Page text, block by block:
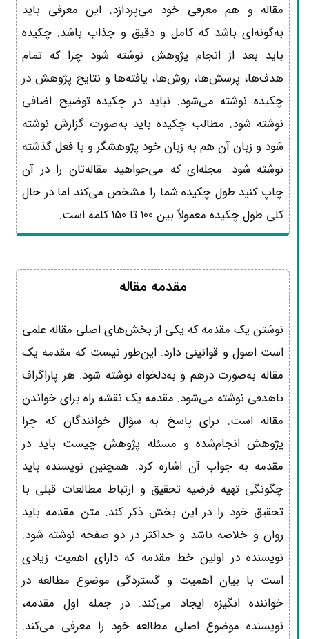
مقاله و هم معرفی خود می‌پردازد. این معرفی باید
به‌گونه‌ای باشد که کامل و دقیق و جذاب باشد. چکیده
باید بعد از انجام پژوهش نوشته شود چرا که تمام
هدف‌ها، پرسش‌ها، روش‌ها، یافته‌ها و نتایج پژوهش در
چکیده نوشته می‌شود. نباید در چکیده توضیح اضافی
نوشته شود. مطالب چکیده باید به‌صورت گزارش نوشته
شود و زبان آن هم به زبان خود پژوهشگر و با فعل گذشته
نوشته شود. مجله‌ای که می‌خواهید مقاله‌تان را در آن
چاپ کنید طول چکیده شما را مشخص می‌کند اما در حال
کلی طول چکیده معمولاً بین 100 تا 150 کلمه است.
مقدمه مقاله
نوشتن یک مقدمه که یکی از بخش‌های اصلی مقاله علمی
است اصول و قوانینی دارد. این‌طور نیست که مقدمه یک
مقاله به‌صورت درهم و به‌دلخواه نوشته شود. هر پاراگراف
باهدفی نوشته می‌شود. مقدمه یک نقشه راه برای خواندن
مقاله است. برای پاسخ به سؤال خوانندگان که چرا
پژوهش انجام‌شده و مسئله پژوهش چیست باید در
مقدمه به جواب آن اشاره کرد. همچنین نویسنده باید
چگونگی تهیه فرضیه تحقیق و ارتباط مطالعات قبلی با
تحقیق خود را در این بخش ذکر کند. متن مقدمه باید
روان و خلاصه باشد و حداکثر در دو صفحه نوشته شود.
نویسنده در اولین خط مقدمه که دارای اهمیت زیادی
است با بیان اهمیت و گستردگی موضوع مطالعه در
خواننده انگیزه ایجاد می‌کند. در جمله اول مقدمه،
نویسنده موضوع اصلی مطالعه خود را معرفی می‌کند.